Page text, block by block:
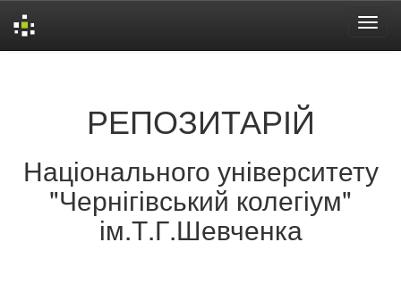
РЕПОЗИТАРІЙ
Національного університету
"Чернігівський колегіум"
ім.Т.Г.Шевченка